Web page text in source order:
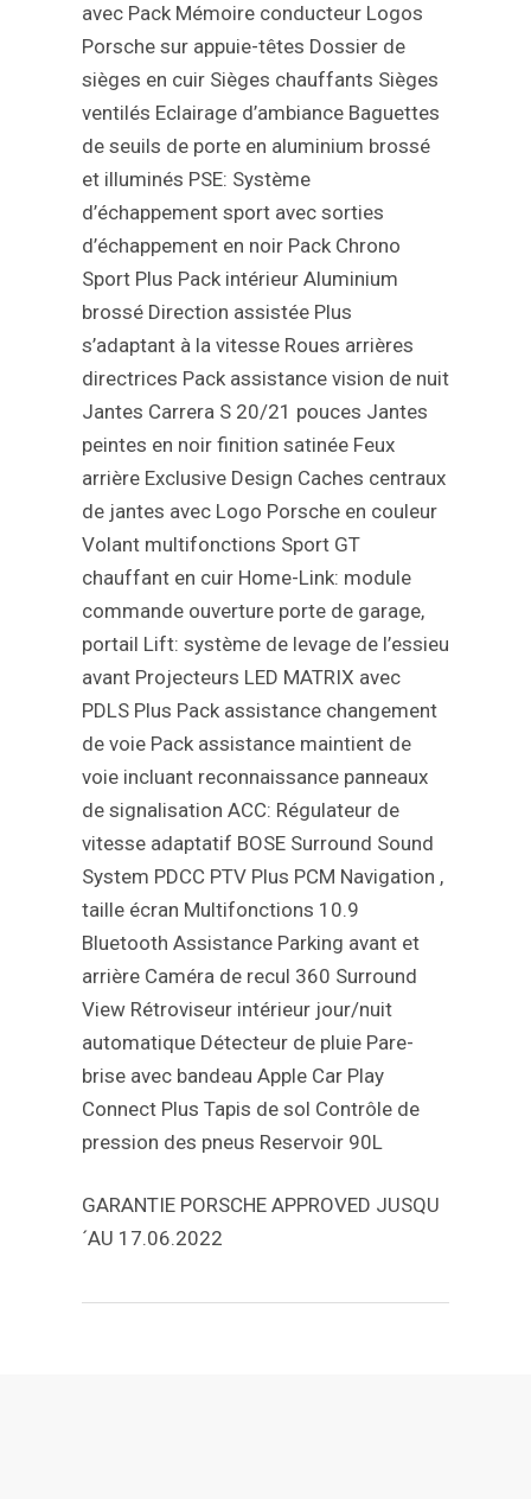
avec Pack Mémoire conducteur Logos
Porsche sur appuie-têtes Dossier de
sièges en cuir Sièges chauffants Sièges
ventilés Eclairage d’ambiance Baguettes
de seuils de porte en aluminium brossé
et illuminés PSE: Système
d’échappement sport avec sorties
d’échappement en noir Pack Chrono
Sport Plus Pack intérieur Aluminium
brossé Direction assistée Plus
s’adaptant à la vitesse Roues arrières
directrices Pack assistance vision de nuit
Jantes Carrera S 20/21 pouces Jantes
peintes en noir finition satinée Feux
arrière Exclusive Design Caches centraux
de jantes avec Logo Porsche en couleur
Volant multifonctions Sport GT
chauffant en cuir Home-Link: module
commande ouverture porte de garage,
portail Lift: système de levage de l’essieu
avant Projecteurs LED MATRIX avec
PDLS Plus Pack assistance changement
de voie Pack assistance maintient de
voie incluant reconnaissance panneaux
de signalisation ACC: Régulateur de
vitesse adaptatif BOSE Surround Sound
System PDCC PTV Plus PCM Navigation ,
taille écran Multifonctions 10.9
Bluetooth Assistance Parking avant et
arrière Caméra de recul 360 Surround
View Rétroviseur intérieur jour/nuit
automatique Détecteur de pluie Pare-
brise avec bandeau Apple Car Play
Connect Plus Tapis de sol Contrôle de
pression des pneus Reservoir 90L
GARANTIE PORSCHE APPROVED JUSQU
´AU 17.06.2022